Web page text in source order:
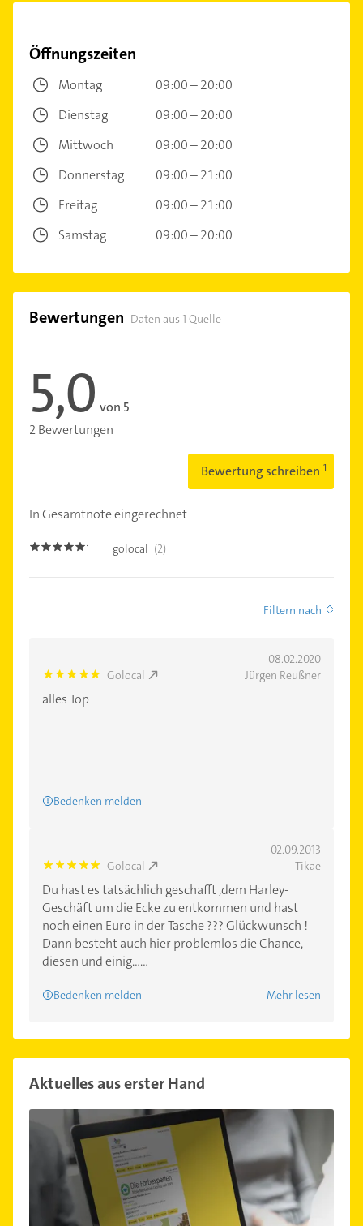
Öffnungszeiten
Montag
09:00 – 20:00
Dienstag
09:00 – 20:00
Mittwoch
09:00 – 20:00
Donnerstag
09:00 – 21:00
Freitag
09:00 – 21:00
Samstag
09:00 – 20:00
Bewertungen Daten aus 1 Quelle
5,0 von 5
2 Bewertungen
Bewertung schreiben
In Gesamtnote eingerechnet
5.0 golocal (2)
Filtern nach
08.02.2020
5.0 Golocal Jürgen Reußner
alles Top
Bedenken melden
02.09.2013
5.0 Golocal Tikae
Du hast es tatsächlich geschafft ,dem Harley-
Geschäft um die Ecke zu entkommen und hast
noch einen Euro in der Tasche ??? Glückwunsch !
Dann besteht auch hier problemlos die Chance,
diesen und einig......
Bedenken melden Mehr lesen
Aktuelles aus erster Hand